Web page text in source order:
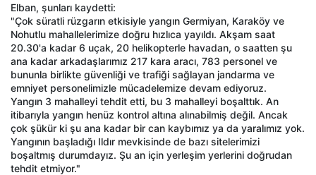
Elban, şunları kaydetti:
"Çok süratli rüzgarın etkisiyle yangın Germiyan, Karaköy ve
Nohutlu mahallelerimize doğru hızlıca yayıldı. Akşam saat
20.30'a kadar 6 uçak, 20 helikopterle havadan, o saatten şu
ana kadar arkadaşlarımız 217 kara aracı, 783 personel ve
bununla birlikte güvenliği ve trafiği sağlayan jandarma ve
emniyet personelimizle mücadelemize devam ediyoruz.
Yangın 3 mahalleyi tehdit etti, bu 3 mahalleyi boşalttık. An
itibarıyla yangın henüz kontrol altına alınabilmiş değil. Ancak
çok şükür ki şu ana kadar bir can kaybımız ya da yaralımız yok.
Yangının başladığı Ildır mevkisinde de bazı sitelerimizi
boşaltmış durumdayız. Şu an için yerleşim yerlerini doğrudan
tehdit etmiyor."